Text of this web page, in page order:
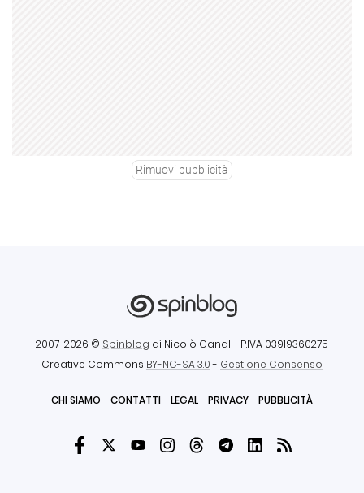
Rimuovi pubblicità
2007-2026 © Spinblog di Nicolò Canal - P.IVA 03919360275
Creative Commons BY-NC-SA 3.0- Gestione Consenso
CHI SIAMO CONTATTI LEGAL PRIVACY PUBBLICITÀ